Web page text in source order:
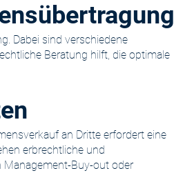
Dabei sind verschiedene
Beratung hilft, die optimale
an Dritte erfordert eine
erbrechtliche und
Management-Buy-out oder